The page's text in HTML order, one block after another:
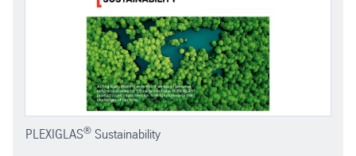
PLEXIGLAS® Sustainability